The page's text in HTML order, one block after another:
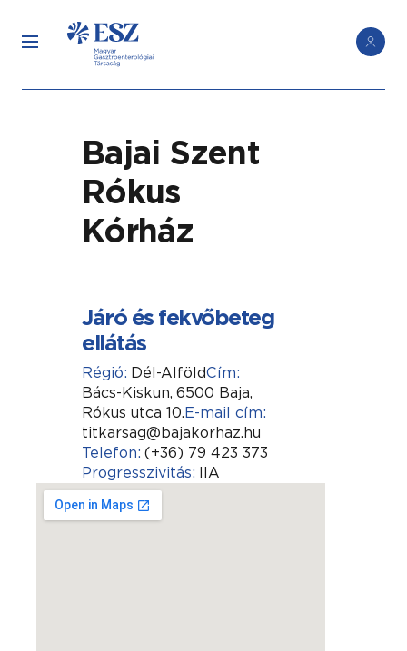
Bajai Szent
Rókus
Kórház
Járó és fekvőbeteg
ellátás
Régió: Dél-AlföldCím:
Bács-Kiskun, 6500 Baja,
Rókus utca 10.E-mail cím:
titkarsag@bajakorhaz.hu
Telefon: (+36) 79 423 373
Progresszivitás: IIA